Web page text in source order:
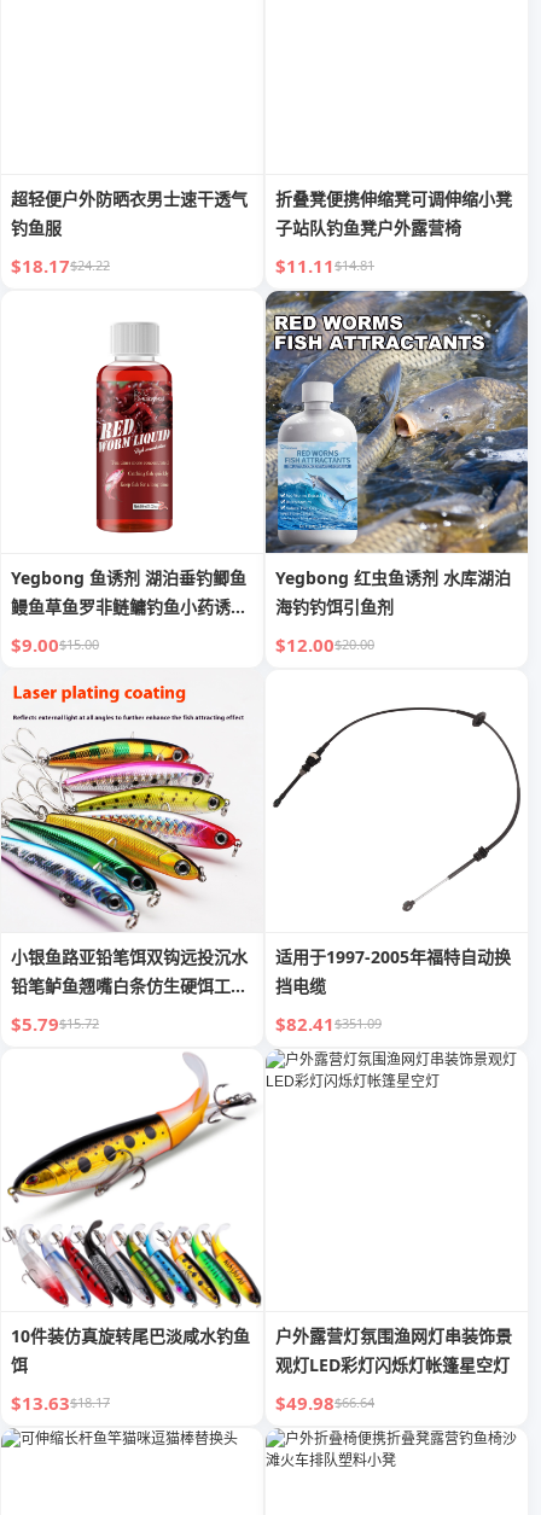
超轻便户外防晒衣男士速干透气
钓鱼服
$18.17$24.22
折叠凳便携伸缩凳可调伸缩小凳
子站队钓鱼凳户外露营椅
$11.11$14.81
Yegbong 鱼诱剂 湖泊垂钓鲫鱼
鳗鱼草鱼罗非鲢鳙钓鱼小药诱鱼
引鱼剂
$9.00$15.00
Yegbong 红虫鱼诱剂 水库湖泊
海钓钓饵引鱼剂
$12.00$20.00
小银鱼路亚铅笔饵双钩远投沉水
铅笔鲈鱼翘嘴白条仿生硬饵工厂
批发
$5.79$15.72
适用于1997-2005年福特自动换
挡电缆
$82.41$351.09
10件装仿真旋转尾巴淡咸水钓鱼
饵
$13.63$18.17
户外露营灯氛围渔网灯串装饰景
观灯LED彩灯闪烁灯帐篷星空灯
$49.98$66.64